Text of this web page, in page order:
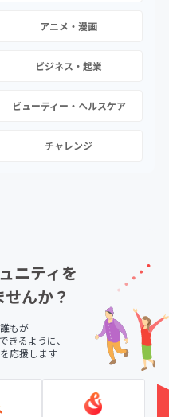
アニメ・漫画
ビジネス・起業
ビューティー・ヘルスケア
チャレンジ
ニティを
んか？
もが
きるように、
応援します